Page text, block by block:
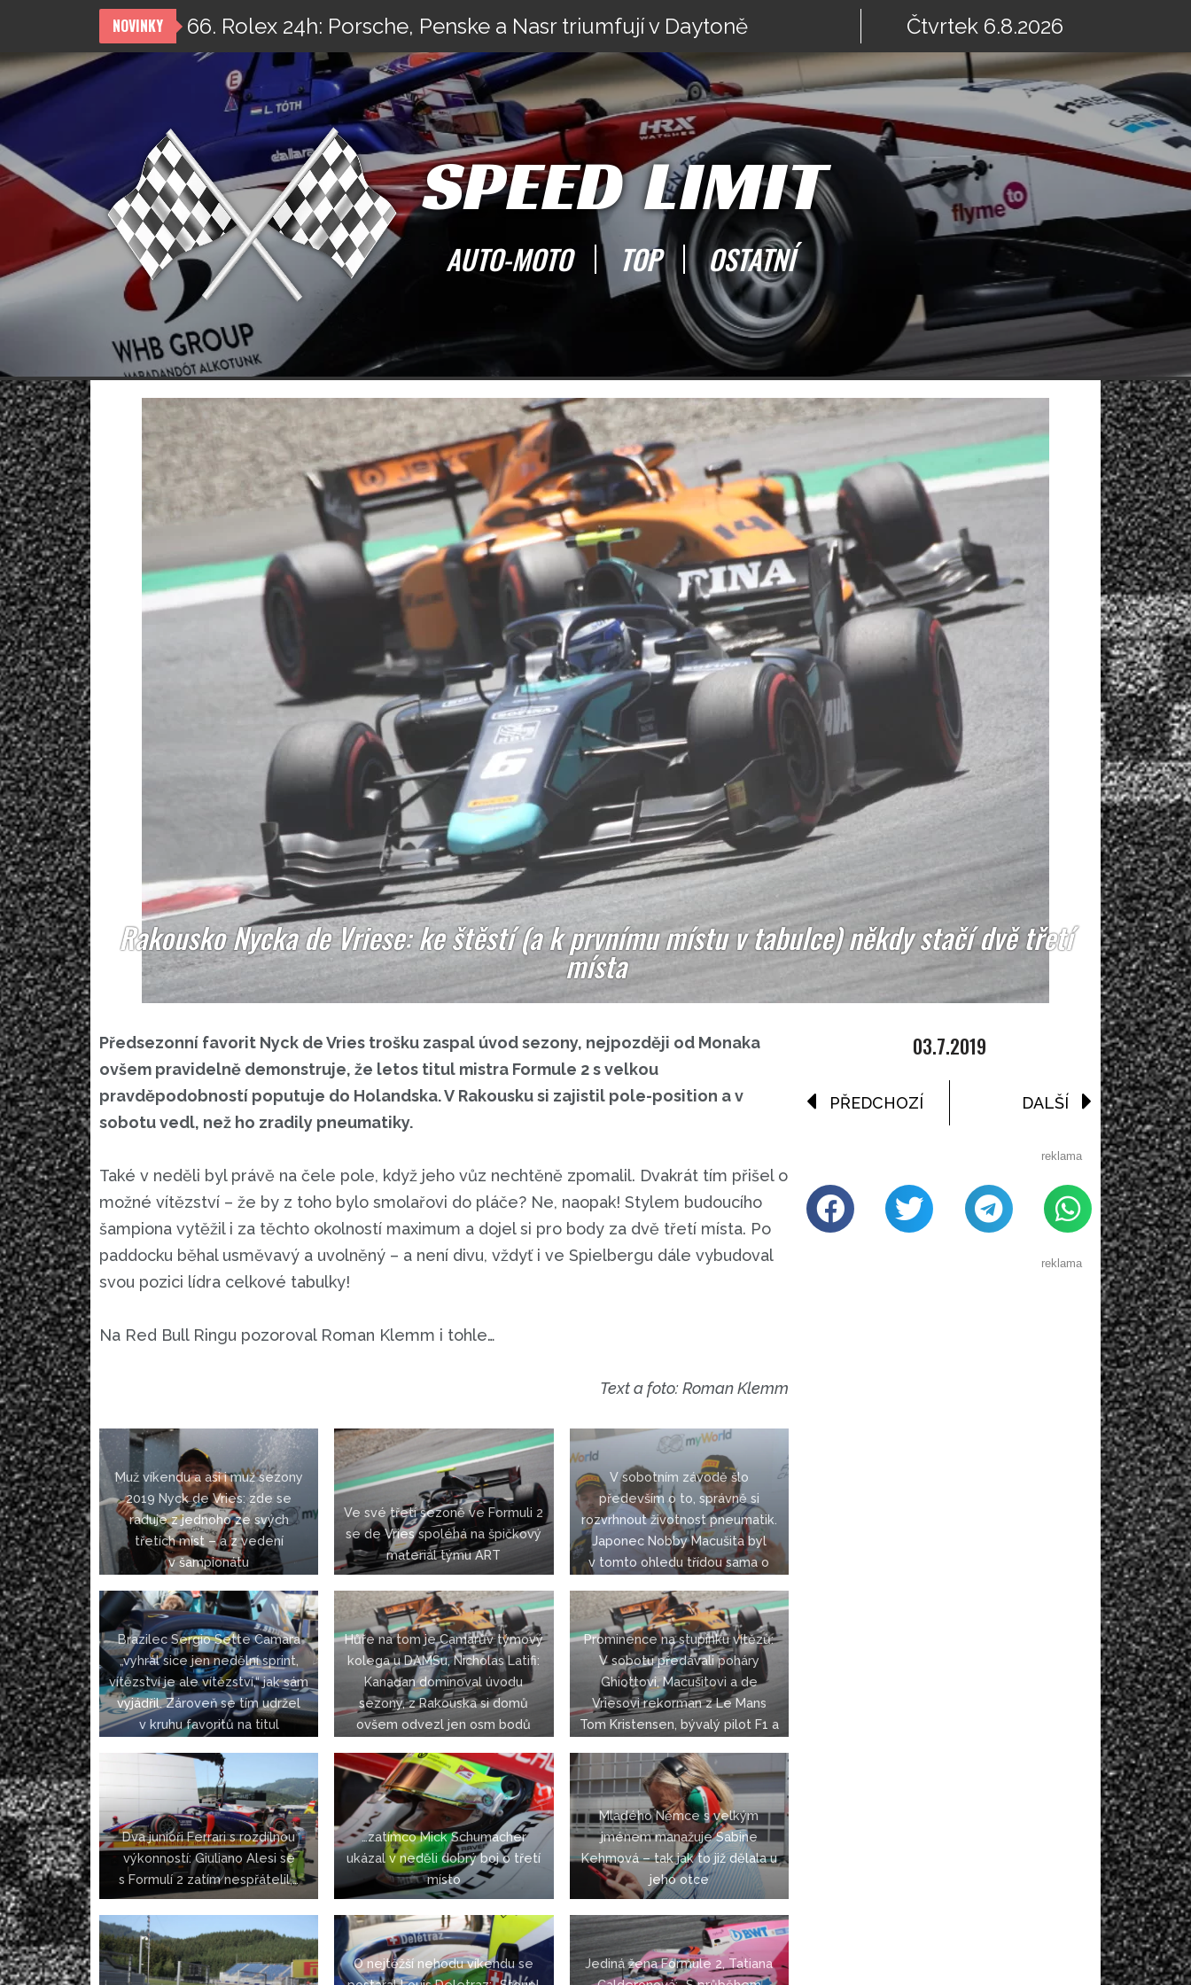
Přeskočit
obsah
NOVINKY 66. Rolex 24h: Porsche, Penske a Nasr triumfují v Daytoně Čtvrtek 6.8.2026
SPEED LIMIT
AUTO-MOTO TOP OSTATNÍ
Rakousko Nycka de Vriese: ke štěstí (a k prvnímu místu v tabulce) někdy stačí dvě třetí
místa
Předsezonní favorit Nyck de Vries trošku zaspal úvod sezony, nejpozději od Monaka
ovšem pravidelně demonstruje, že letos titul mistra Formule 2 s velkou
pravděpodobností poputuje do Holandska. V Rakousku si zajistil pole-position a v
sobotu vedl, než ho zradily pneumatiky.
Také v neděli byl právě na čele pole, když jeho vůz nechtěně zpomalil. Dvakrát tím přišel o
možné vítězství – že by z toho bylo smolařovi do pláče? Ne, naopak! Stylem budoucího
šampiona vytěžil i za těchto okolností maximum a dojel si pro body za dvě třetí místa. Po
paddocku běhal usměvavý a uvolněný – a není divu, vždyť i ve Spielbergu dále vybudoval
svou pozici lídra celkové tabulky!
Na Red Bull Ringu pozoroval Roman Klemm i tohle…
Text a foto: Roman Klemm
Muž víkendu a asi i muž sezony
2019 Nyck de Vries: zde se
raduje z jednoho ze svých
třetích míst – a z vedení
v šampionátu
Ve své třetí sezoně ve Formuli 2
se de Vries spoléhá na špičkový
materiál týmu ART
V sobotním závodě šlo
především o to, správně si
rozvrhnout životnost pneumatik.
Japonec Nobby Macušita byl
v tomto ohledu třídou sama o
předal Tom Kristensen
Brazilec Sergio Sette Camara
„vyhrál sice jen nedělní sprint,
vítězství je ale vítězství,“ jak sám
vyjádřil. Zároveň se tím udržel
v kruhu favoritů na titul
Hůře na tom je Camarův týmový
kolega u DAMSu, Nicholas Latifi:
Kanaďan dominoval úvodu
sezony, z Rakouska si domů
ovšem odvezl jen osm bodů
Prominence na stupínku vítězů:
V sobotu předávali poháry
Ghiottovi, Macušitovi a de
Vriesovi rekorman z Le Mans
Tom Kristensen, bývalý pilot F1 a
Jos Verstappen a surfingová
legendy Robbie Nash
Dva junioři Ferrari s rozdílnou
výkonností: Giuliano Alesi se
s Formulí 2 zatím nespřátelil,…
…zatímco Mick Schumacher
ukázal v neděli dobrý boj o třetí
místo
Mladého Němce s velkým
jménem manažuje Sabine
Kehmová – tak jak to již dělala u
jeho otce
O nejtěžší nehodu víkendu se
Jediná žena Formule 2, Tatiana
03.7.2019
PŘEDCHOZÍ DALŠÍ
reklama
reklama